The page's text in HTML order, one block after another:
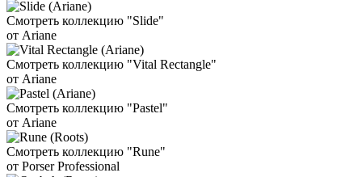
Смотреть коллекцию "Slide"
от Ariane
Смотреть коллекцию "Vital Rectangle"
от Ariane
Смотреть коллекцию "Pastel"
от Ariane
Смотреть коллекцию "Rune"
от Porser Professional